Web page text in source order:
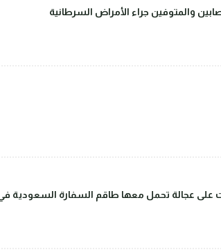
والمتوفين جراء الأمراض السرطانية
عجالة تحمل معها طاقم السفارة السعودية في